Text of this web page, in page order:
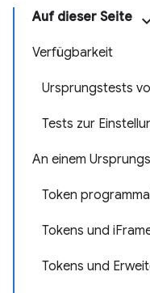
Auf dieser Seite
Verfügbarkeit
Ursprungstests
Tests zur
An einem
Token
Tokens und
Tokens und